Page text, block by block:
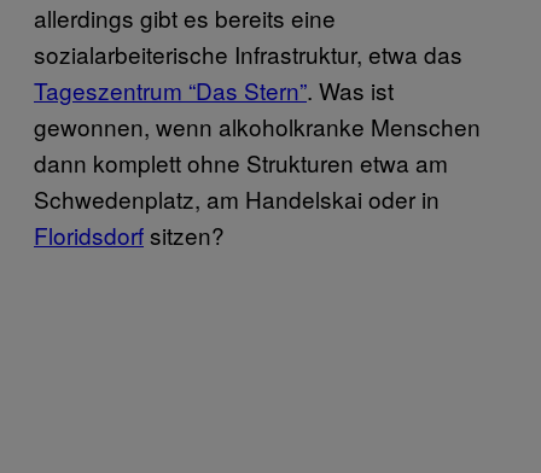
allerdings gibt es bereits eine
sozialarbeiterische Infrastruktur, etwa das
Tageszentrum “Das Stern”. Was ist
gewonnen, wenn alkoholkranke Menschen
dann komplett ohne Strukturen etwa am
Schwedenplatz, am Handelskai oder in
Floridsdorfsitzen?